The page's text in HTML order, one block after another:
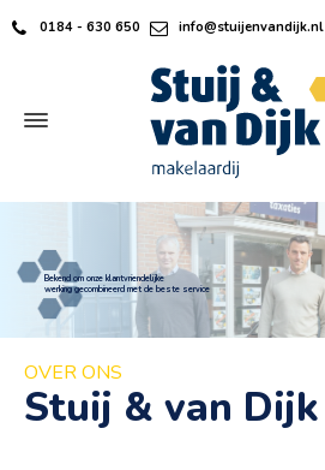
0184 - 630 650 info@stuijenvandijk.nl
Bekend om onze klantvriendelijke
werking gecombineerd met de beste service
OVER ONS
Stuij & van Dijk